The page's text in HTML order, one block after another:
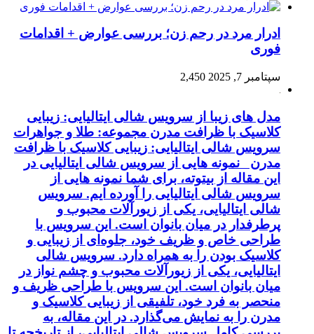
ادرار مرد در رحم زن؛ بررسی عوارض + اقدامات
فوری
سپتامبر 7, 2025 2,450
مدل های زیبا از سرویس شالی ایتالیایی: زیبایی
کلاسیک با ظرافت مدرن مجموعه: طلا و جواهرات
سرویس شالی ایتالیایی: زیبایی کلاسیک با ظرافت
مدرن نمونه هایی از سرویس شالی ایتالیایی در
این مقاله از بیتوته، برای شما نمونه هایی از
سرویس شالی ایتالیایی را آورده ایم. سرویس
شالی ایتالیایی، یکی از زیورآلات محبوب و
پرطرفدار در میان بانوان است. این سرویس با
طراحی خاص و ظریف خود، جلوه‌ای از زیبایی و
کلاسیک بودن را به همراه دارد. سرویس شالی
ایتالیایی، یکی از زیورآلات محبوب و چشم نواز در
میان بانوان است. این سرویس با طراحی ظریف و
منحصر به فرد خود، تلفیقی از زیبایی کلاسیک و
مدرن را به نمایش می‌گذارد. در این مقاله، به